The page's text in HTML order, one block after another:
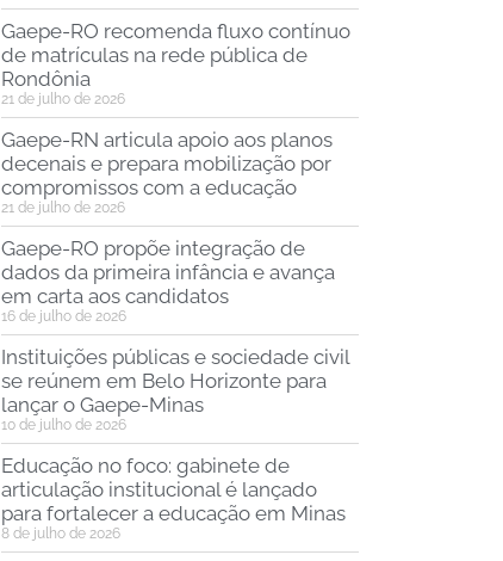
Gaepe-RO recomenda fluxo contínuo
de matrículas na rede pública de
Rondônia
21 de julho de 2026
Gaepe-RN articula apoio aos planos
decenais e prepara mobilização por
compromissos com a educação
21 de julho de 2026
Gaepe-RO propõe integração de
dados da primeira infância e avança
em carta aos candidatos
16 de julho de 2026
Instituições públicas e sociedade civil
se reúnem em Belo Horizonte para
lançar o Gaepe-Minas
10 de julho de 2026
Educação no foco: gabinete de
articulação institucional é lançado
para fortalecer a educação em Minas
8 de julho de 2026